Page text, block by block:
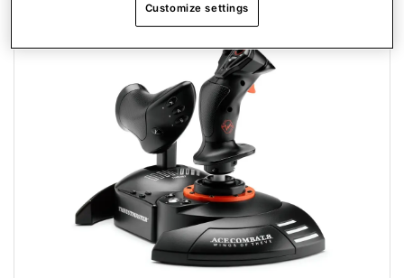
Customize settings